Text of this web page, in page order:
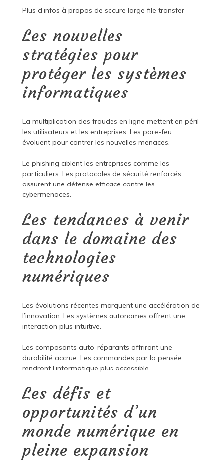
Plus d’infos à propos de secure large file transfer
Les nouvelles
stratégies pour
protéger les systèmes
informatiques
La multiplication des fraudes en ligne mettent en péril
les utilisateurs et les entreprises. Les pare-feu
évoluent pour contrer les nouvelles menaces.
Le phishing ciblent les entreprises comme les
particuliers. Les protocoles de sécurité renforcés
assurent une défense efficace contre les
cybermenaces.
Les tendances à venir
dans le domaine des
technologies
numériques
Les évolutions récentes marquent une accélération de
l’innovation. Les systèmes autonomes offrent une
interaction plus intuitive.
Les composants auto-réparants offriront une
durabilité accrue. Les commandes par la pensée
rendront l’informatique plus accessible.
Les défis et
opportunités d’un
monde numérique en
pleine expansion